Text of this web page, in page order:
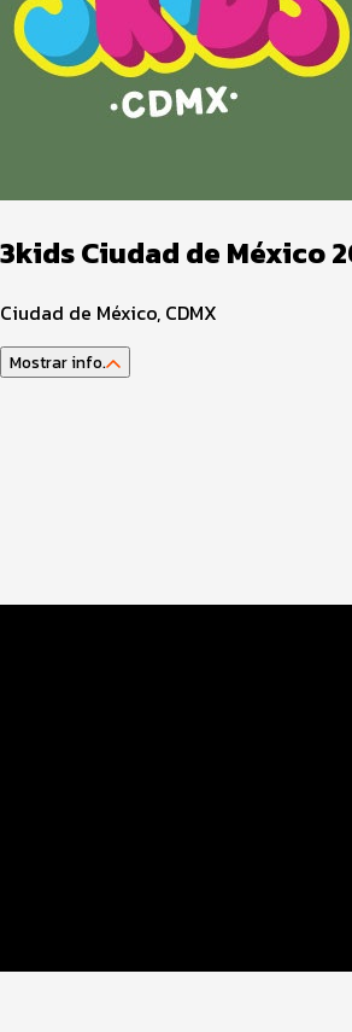
3kids Ciudad de México
Ciudad de México, CDMX
Mostrar info.